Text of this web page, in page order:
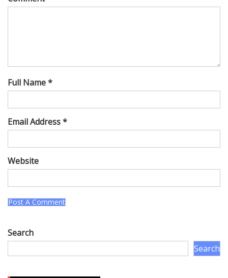
Full Name *
Email Address *
Website
Search
Search